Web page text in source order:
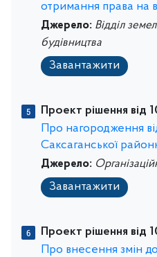
отримання права на
Джерело: Відділ
будівництва
Завантажити
Проект рішення від
Про нагородження
Саксаганської
Джерело:
Завантажити
Проект рішення від
Про внесення змін